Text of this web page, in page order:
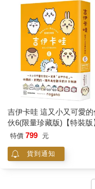
吉伊卡哇 這又小又可愛的
伙6(限量珍藏版)【特裝版
特價 799 元
貨到通知